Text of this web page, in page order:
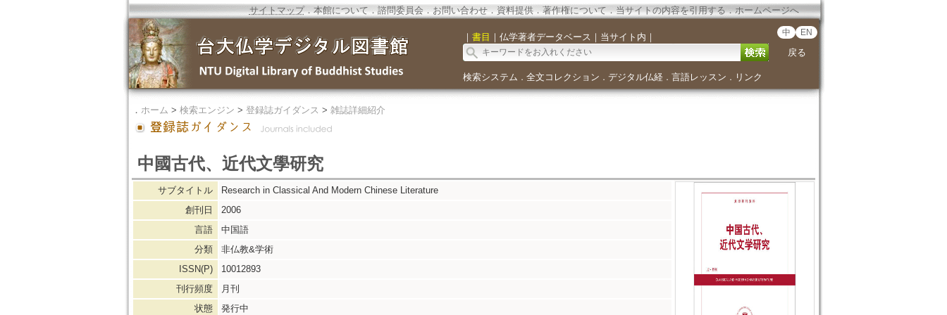
サイトマップ．本館について．諮問委員会．お問い合わせ．資料提供．著作権について．当サイトの内容を引用する．ホームページへ
｜ 書目 ｜ 仏学著者データベース ｜ 当サイト内 ｜ 中 EN
戻る
検索システム ． 全文コレクション ． デジタル仏経． 言語レッスン ． リンク
． ホーム > 検索エンジン > 登録誌ガイダンス > 雑誌詳細紹介
中國古代、近代文學研究
サブタイトル
Research in Classical And Modern Chinese Literature
創刊日
2006
言語
中国語
分類
非仏教&学術
ISSN(P)
10012893
刊行頻度
月刊
状態
発行中